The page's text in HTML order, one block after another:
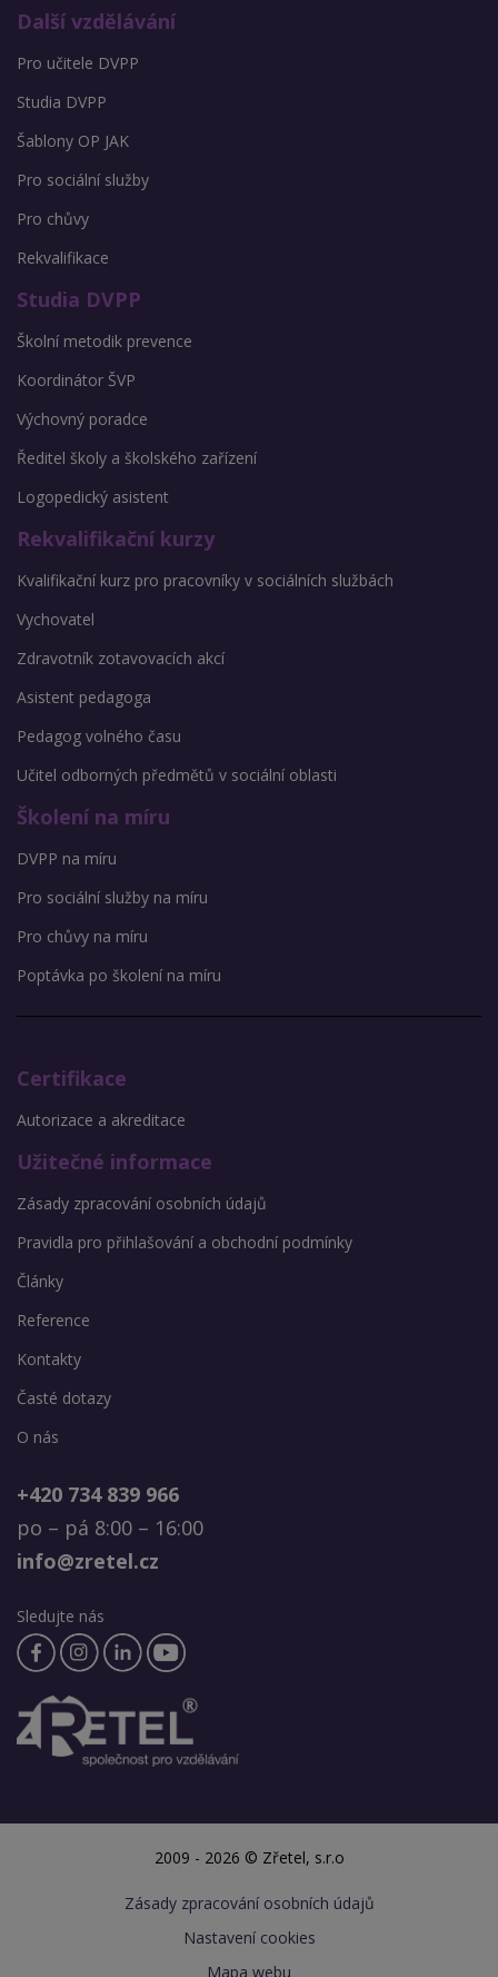
Další vzdělávání
Pro učitele DVPP
Studia DVPP
Šablony OP JAK
Pro sociální služby
Pro chůvy
Rekvalifikace
Studia DVPP
Školní metodik prevence
Koordinátor ŠVP
Výchovný poradce
Ředitel školy a školského zařízení
Logopedický asistent
Rekvalifikační kurzy
Kvalifikační kurz pro pracovníky v sociálních službách
Vychovatel
Zdravotník zotavovacích akcí
Asistent pedagoga
Pedagog volného času
Učitel odborných předmětů v sociální oblasti
Školení na míru
DVPP na míru
Pro sociální služby na míru
Pro chůvy na míru
Poptávka po školení na míru
Certifikace
Autorizace a akreditace
Užitečné informace
Zásady zpracování osobních údajů
Pravidla pro přihlašování a obchodní podmínky
Články
Reference
Kontakty
Časté dotazy
O nás
+420 734 839 966
po – pá 8:00 – 16:00
info@zretel.cz
Sledujte nás
2009 - 2026 © Zřetel, s.r.o
Zásady zpracování osobních údajů
Nastavení cookies
Mapa webu